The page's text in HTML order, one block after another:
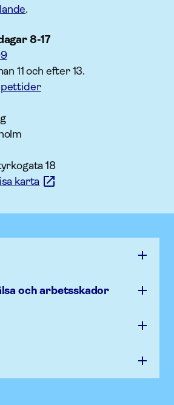
.
8-17
11 och efter 13.
18
karta
och arbets­skador